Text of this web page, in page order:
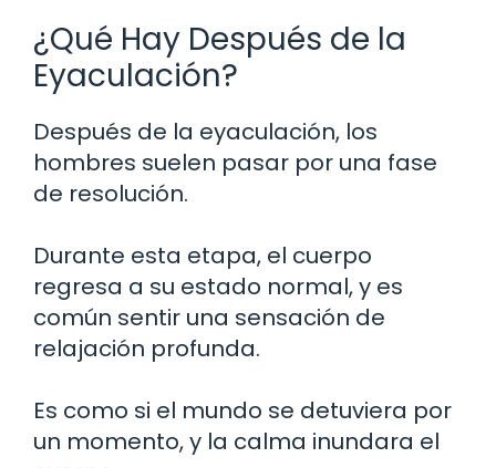
¿Qué Hay Después de la
Eyaculación?
Después de la eyaculación, los
hombres suelen pasar por una fase
de resolución.
Durante esta etapa, el cuerpo
regresa a su estado normal, y es
común sentir una sensación de
relajación profunda.
Es como si el mundo se detuviera por
un momento, y la calma inundara el